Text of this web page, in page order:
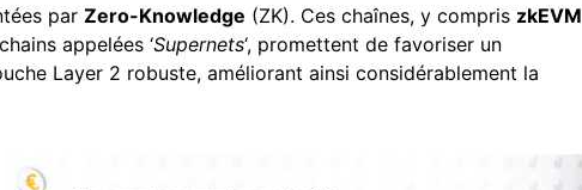
par Zero-Knowledge (ZK). Ces chaînes, y compris zkEVM
appelées ‘Supernets‘, promettent de favoriser un
Layer 2 robuste, améliorant ainsi considérablement la